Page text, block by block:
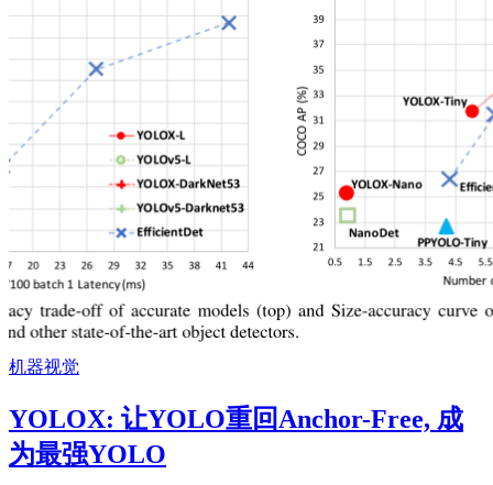
机器视觉
YOLOX: 让YOLO重回Anchor-Free, 成
为最强YOLO